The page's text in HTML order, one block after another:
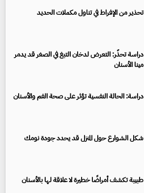
تحذير من الإفراط في تناول مكملات الحديد
دراسة تحذّر: التعرض لدخان التبغ في الصغر قد يدمر
مينا الأسنان
دراسة: الحالة النفسية تؤثر على صحة الفم والأسنان
شكل الشوارع حول المنزل قد يحدد جودة نومك
طبيبة تكشف أمراضًا خطيرة لا علاقة لها بالأسنان